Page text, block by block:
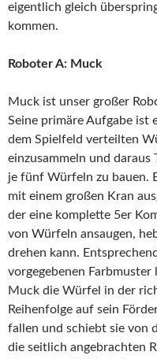
eigentlich gleich
kommen.
Roboter A: Muck
Muck ist unser großer
Seine primäre Aufgabe ist
dem Spielfeld verteilten
einzusammeln und daraus
je fünf Würfeln zu bauen.
mit einem großen Kran
der eine komplette 5er
von Würfeln ansaugen,
drehen kann.
vorgegebenen Farbmuster
Muck die Würfel in der
Reihenfolge auf sein
fallen und schiebt sie von
die seitlich angebrachten